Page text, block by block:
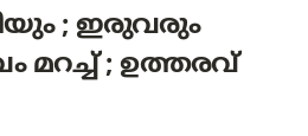
; ഇരുവരും
മറച്ച് ; ഉത്തരവ്